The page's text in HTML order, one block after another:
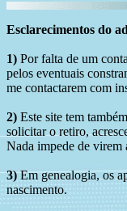
Esclarecimentos do
1) Por falta de um
pelos eventuais
me contactarem com
2) Este site tem também
solicitar o retiro,
Nada impede de virem
3)Em genealogia, os
nascimento.